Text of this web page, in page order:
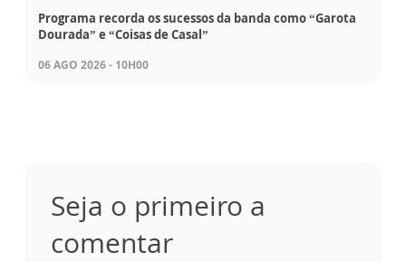
Programa recorda os sucessos da banda como “Garota
Dourada” e “Coisas de Casal”
06 AGO 2026 - 10H00
Seja o primeiro a
comentar